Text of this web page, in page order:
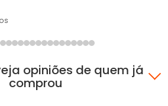
opiniões de quem já
comprou